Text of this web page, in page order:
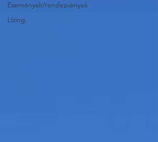
Események/rendezvények
Lízing